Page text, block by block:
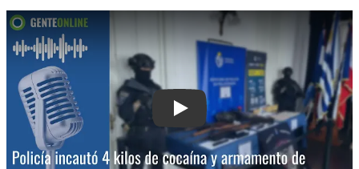
Play: Policía incautó 4 kilos de